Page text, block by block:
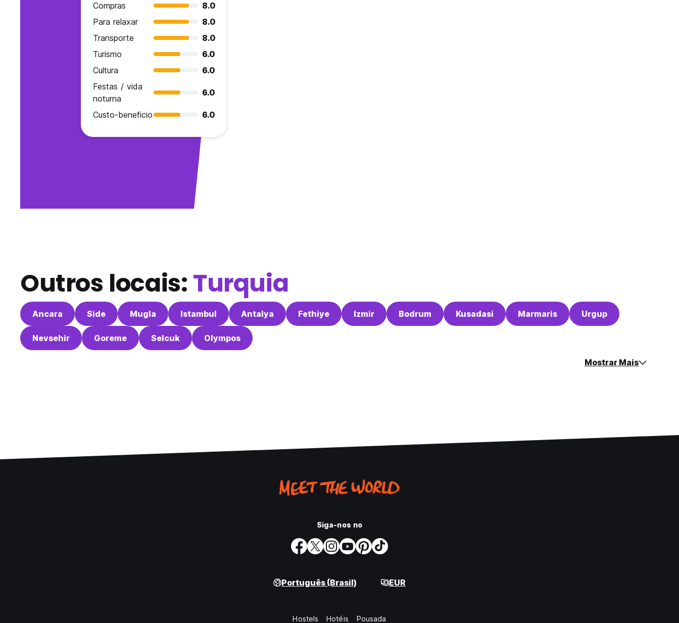
Compras
8.0
Para relaxar
8.0
Transporte
8.0
Turismo
6.0
Cultura
6.0
Festas / vida
noturna
6.0
Custo-beneficio 6.0
Outros locais:Turquia
Ancara Side Mugla Istambul Antalya Fethiye Izmir Bodrum Kusadasi Marmaris Urgup
Nevsehir Goreme Selcuk Olympos
Mostrar Mais
Siga-nos no
Português (Brasil) EUR
Hostels Hotéis Pousada